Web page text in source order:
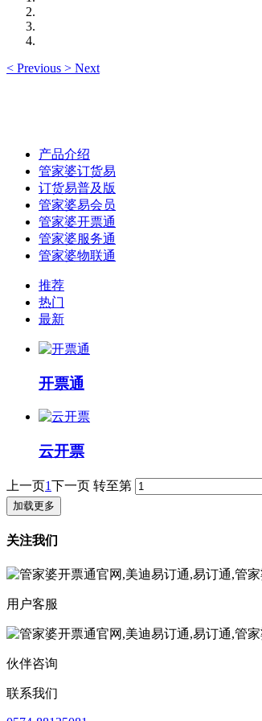
< Previous > Next
产品介绍
管家婆订货易
订货易普及版
管家婆易会员
管家婆开票通
管家婆服务通
管家婆物联通
推荐
热门
最新
开票通
云开票
上一页1下一页 转至第
加载更多
关注我们
用户客服
伙伴咨询
联系我们